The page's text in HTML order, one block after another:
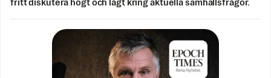
fritt diskutera högt och lågt kring aktuella samhällsfrågor.